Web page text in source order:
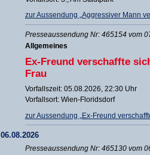
zur Aussendung „Aggressiver Mann
Presseaussendung Nr: 465154 vom
Allgemeines
Ex-Freund verschaffte
Frau
Vorfallszeit: 05.08.2026, 22:30 Uhr
Vorfallsort: Wien-Floridsdorf
zur Aussendung „Ex-Freund
06.08.2026
Presseaussendung Nr: 465130 vom